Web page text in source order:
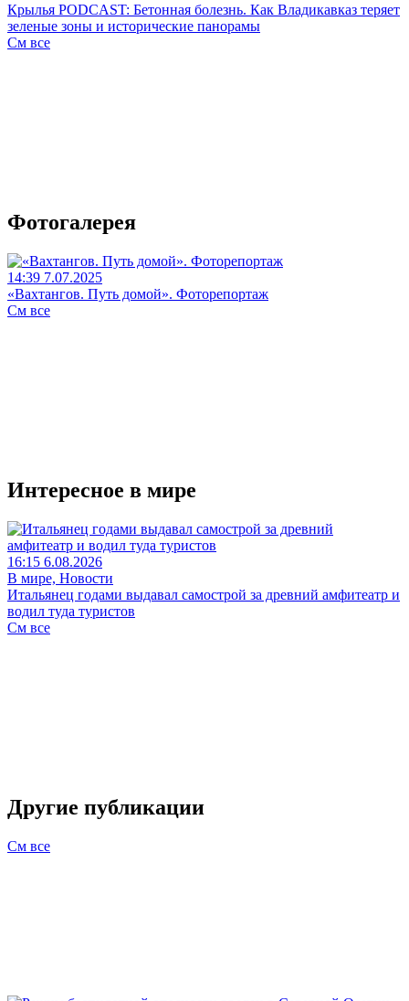
Крылья PODCAST: Бетонная болезнь. Как Владикавказ теряет
зеленые зоны и исторические панорамы
См все
Фотогалерея
14:39 7.07.2025
«Вахтангов. Путь домой». Фоторепортаж
См все
Интересное в мире
16:15 6.08.2026
В мире, Новости
Итальянец годами выдавал самострой за древний амфитеатр и
водил туда туристов
См все
Другие публикации
См все